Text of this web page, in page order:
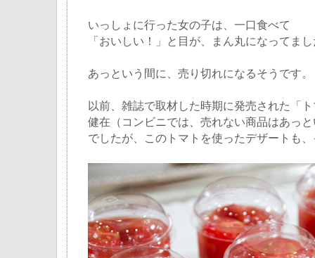
いっしょに行った女の子は、一口食べて
「おいしい！」と目が、まん丸になってま
あっという間に、売り切れになるそうです。
以前、雑誌で取材した時期に発売された「
健在（コンビニでは、売れない商品はあっ
でしたが、このトマトを使ったデザートも